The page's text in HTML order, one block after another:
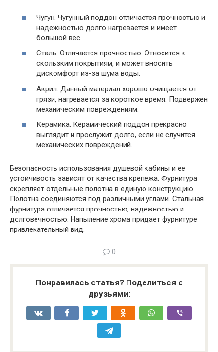
Чугун. Чугунный поддон отличается прочностью и
надежностью долго нагревается и имеет
большой вес.
Сталь. Отличается прочностью. Относится к
скользким покрытиям, и может вносить
дискомфорт из-за шума воды.
Акрил. Данный материал хорошо очищается от
грязи, нагревается за короткое время. Подвержен
механическим повреждениям.
Керамика. Керамический поддон прекрасно
выглядит и прослужит долго, если не случится
механических повреждений.
Безопасность использования душевой кабины и ее
устойчивость зависят от качества крепежа. Фурнитура
скрепляет отдельные полотна в единую конструкцию.
Полотна соединяются под различными углами. Стальная
фурнитура отличается прочностью, надежностью и
долговечностью. Напыление хрома придает фурнитуре
привлекательный вид.
0
Понравилась статья? Поделиться с
друзьями: